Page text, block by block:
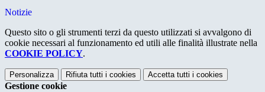
Notizie
Questo sito o gli strumenti terzi da questo utilizzati si avvalgono di
cookie necessari al funzionamento ed utili alle finalità illustrate nella
COOKIE POLICY.
Personalizza Rifiuta tutti i cookies Accetta tutti i cookies
Gestione cookie